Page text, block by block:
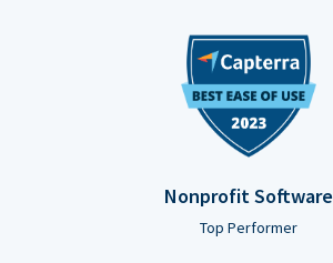
Nonprofit Software
Top Performer